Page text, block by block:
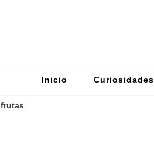
Inicio Curiosidades
frutas